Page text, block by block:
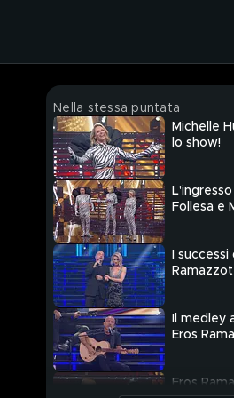
Nella stessa puntata
Michelle
lo show!
Follesa e
I successi
Il medley
Eros
Eros